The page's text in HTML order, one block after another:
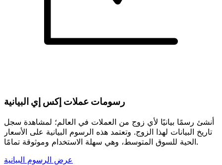
رسومات عملات إكس إي البيانية
أنشئ رسمًا بيانيًا لأي زوج من العملات في العالم؛ لمشاهدة سجل
تاريخ البيانات لهذا الزوج. وتعتمد هذه الرسوم البيانية على الأسعار
الحية للسوق المتوسط، وهي سهلة الاستخدام وموثوقة تمامًا.
عرض الرسوم البيانية